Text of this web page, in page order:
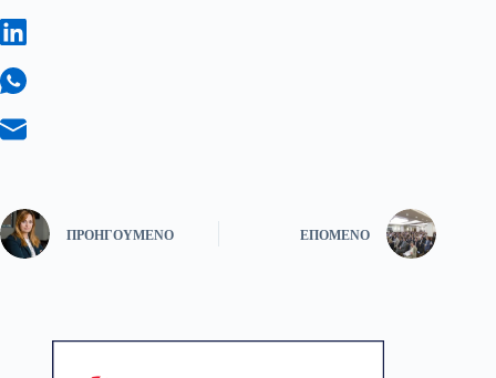
ΠΡΟΗΓΟΎΜΕΝΟ ΕΠΌΜΕΝΟ